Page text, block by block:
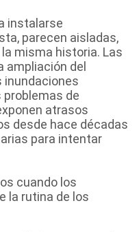
instalarse
parecen aisladas,
misma historia. Las
ampliación del
problemas de
atrasos
desde hace décadas
para intentar
cuando los
la rutina de los